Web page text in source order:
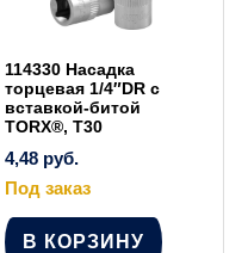
114330 Насадка
торцевая 1/4″DR с
вставкой-битой
TORX®, T30
4,48 руб.
Под заказ
В КОРЗИНУ